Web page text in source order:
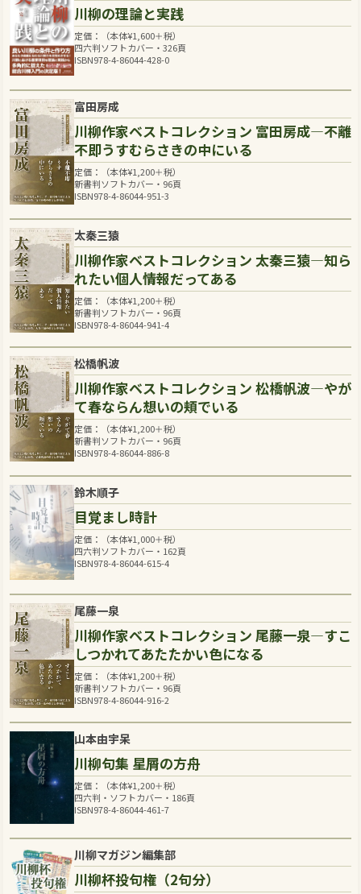
川柳の理論と実践
定価：（本体¥1,600＋税）
四六判ソフトカバー・326頁
ISBN978-4-86044-428-0
富田房成
川柳作家ベストコレクション 富田房成―不離
不即うすむらさきの中にいる
定価：（本体¥1,200＋税）
新書判ソフトカバー・96頁
ISBN978-4-86044-951-3
太秦三猿
川柳作家ベストコレクション 太秦三猿―知ら
れたい個人情報だってある
定価：（本体¥1,200＋税）
新書判ソフトカバー・96頁
ISBN978-4-86044-941-4
松橋帆波
川柳作家ベストコレクション 松橋帆波―やが
て春ならん想いの頬でいる
定価：（本体¥1,200＋税）
新書判ソフトカバー・96頁
ISBN978-4-86044-886-8
鈴木順子
目覚まし時計
定価：（本体¥1,000＋税）
四六判ソフトカバー・162頁
ISBN978-4-86044-615-4
尾藤一泉
川柳作家ベストコレクション 尾藤一泉―すこ
しつかれてあたたかい色になる
定価：（本体¥1,200＋税）
新書判ソフトカバー・96頁
ISBN978-4-86044-916-2
山本由宇呆
川柳句集 星屑の方舟
定価：（本体¥1,200＋税）
四六判・ソフトカバー・186頁
ISBN978-4-86044-461-7
川柳マガジン編集部
川柳杯投句権（2句分）